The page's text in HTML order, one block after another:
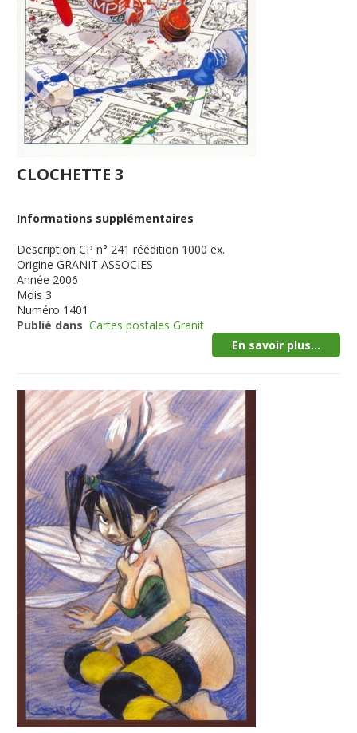
CLOCHETTE 3
Informations supplémentaires
Description CP n° 241 réédition 1000 ex.
Origine GRANIT ASSOCIES
Année 2006
Mois 3
Numéro 1401
Publié dans Cartes postales Granit
En savoir plus...